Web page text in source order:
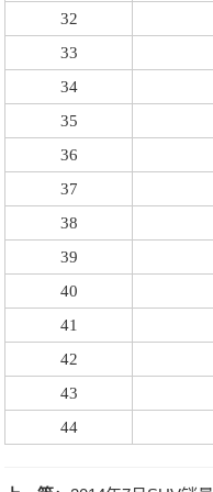
32
33
34
35
36
37
38
39
40
41
42
43
44